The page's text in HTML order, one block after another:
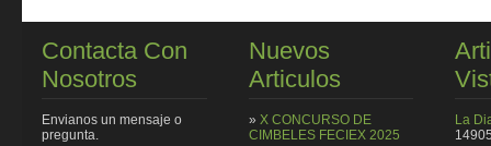
Contacta Con
Nosotros
Envianos un mensaje o
pregunta.
Nuevos
Articulos
» X CONCURSO DE
CIMBELES FECIEX 2025
La